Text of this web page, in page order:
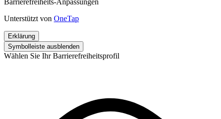
Barrierefreiheits-Anpassungen
Unterstützt von OneTap
Erklärung
Symbolleiste ausblenden
Wählen Sie Ihr Barrierefreiheitsprofil